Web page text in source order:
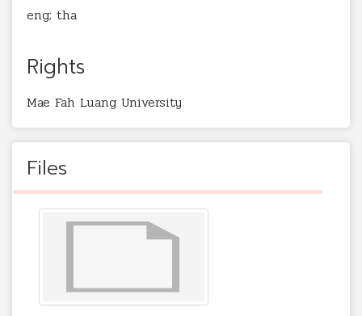
eng; tha
Rights
Mae Fah Luang University
Files